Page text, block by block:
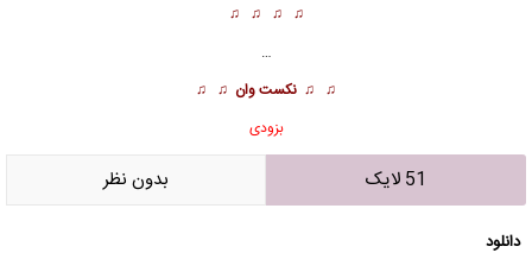
♫ ♫ ♫ ♫
…
♫ ♫ نکست وان ♫ ♫
بزودی
51 لایک بدون نظر
دانلود